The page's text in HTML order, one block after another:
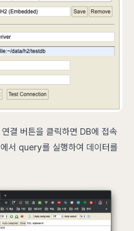
결 버튼을 클릭하면 DB에 접속
서 query를 실행하여 데이터를